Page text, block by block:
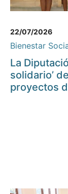
22/07/2026
Bienestar
La
solidario’
proyectos